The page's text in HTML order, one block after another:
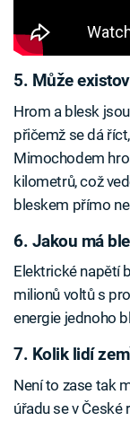
5. Může
Hrom a blesk
přičemž se dá
Mimochodem
kilometrů, což
bleskem přímo
6. Jakou má
Elektrické napětí
milionů voltů s
energie jednoho
7. Kolik lidí
Není to zase tak
úřadu se v